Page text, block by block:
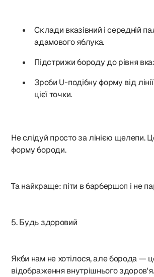
Склади вказівний і середній
адамового яблука.
Підстрижи бороду до рівня
Зроби U-подібну форму від
цієї точки.
Не слідуй просто за лінією щелепи.
форму бороди.
Та найкраще: піти в барбершоп і не
5. Будь здоровий
Якби нам не хотілося, але борода —
відображення внутрішнього